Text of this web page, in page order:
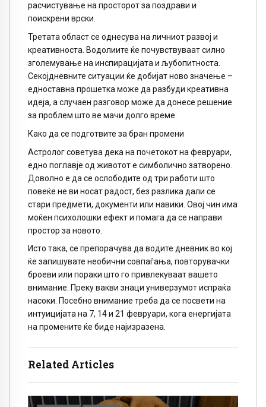
Related Articles
расчистување на просторот за поздрави и
поискрени врски.
Третата област се однесува на личниот развој и
креативноста. Водолиите ќе почувствуваат силно
зголемување на инспирацијата и љубопитноста.
Секојдневните ситуации ќе добијат ново значење –
едноставна прошетка може да разбуди креативна
идеја, а случаен разговор може да донесе решение
за проблем што ве мачи долго време.
Како да се подготвите за бран промени
Астролог советува дека на почетокот на февруари,
едно поглавје од животот е симболично затворено.
Доволно е да се ослободите од три работи што
повеќе не ви носат радост, без разлика дали се
стари предмети, документи или навики. Овој чин има
моќен психолошки ефект и помага да се направи
простор за новото.
Исто така, се препорачува да водите дневник во кој
ќе запишувате необични совпаѓања, повторувачки
броеви или пораки што го привлекуваат вашето
внимание. Преку вакви знаци универзумот испраќа
насоки. Посебно внимание треба да се посвети на
интуицијата на 7, 14 и 21 февруари, кога енергијата
на промените ќе биде најизразена.